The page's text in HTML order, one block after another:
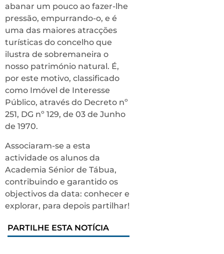
abanar um pouco ao fazer-lhe
pressão, empurrando-o, e é
uma das maiores atracções
turísticas do concelho que
ilustra de sobremaneira o
nosso património natural. É,
por este motivo, classificado
como Imóvel de Interesse
Público, através do Decreto nº
251, DG nº 129, de 03 de Junho
de 1970.
Associaram-se a esta
actividade os alunos da
Academia Sénior de Tábua,
contribuindo e garantido os
objectivos da data: conhecer e
explorar, para depois partilhar!
PARTILHE ESTA NOTÍCIA